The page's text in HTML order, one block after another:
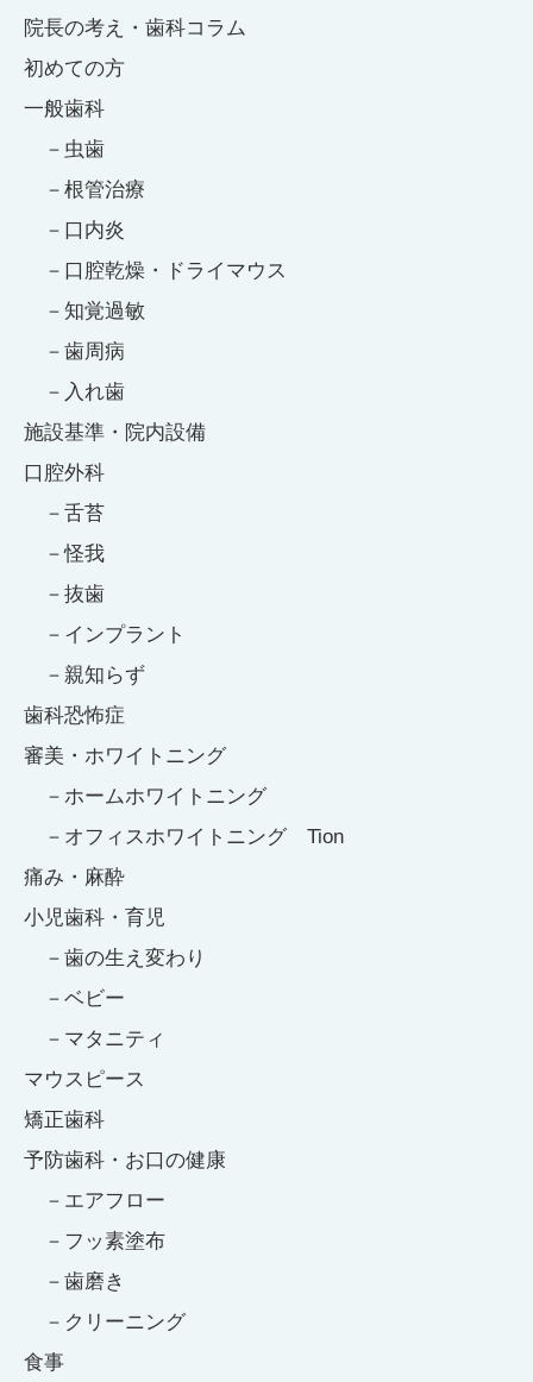
院長の考え・歯科コラム
初めての方
一般歯科
虫歯
根管治療
口内炎
口腔乾燥・ドライマウス
知覚過敏
歯周病
入れ歯
施設基準・院内設備
口腔外科
舌苔
怪我
抜歯
インプラント
親知らず
歯科恐怖症
審美・ホワイトニング
ホームホワイトニング
オフィスホワイトニング Tion
痛み・麻酔
小児歯科・育児
歯の生え変わり
ベビー
マタニティ
マウスピース
矯正歯科
予防歯科・お口の健康
エアフロー
フッ素塗布
歯磨き
クリーニング
食事